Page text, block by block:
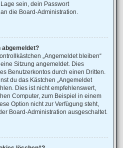
sein, dein Passwort
die Board-Administration.
abgemeldet?
„Angemeldet bleiben“
Sitzung angemeldet. Dies
Benutzerkontos durch einen Dritten.
du das Kästchen „Angemeldet
Dies ist nicht empfehlenswert,
Computer, zum Beispiel in einem
Option nicht zur Verfügung steht,
Board-Administration ausgeschaltet.